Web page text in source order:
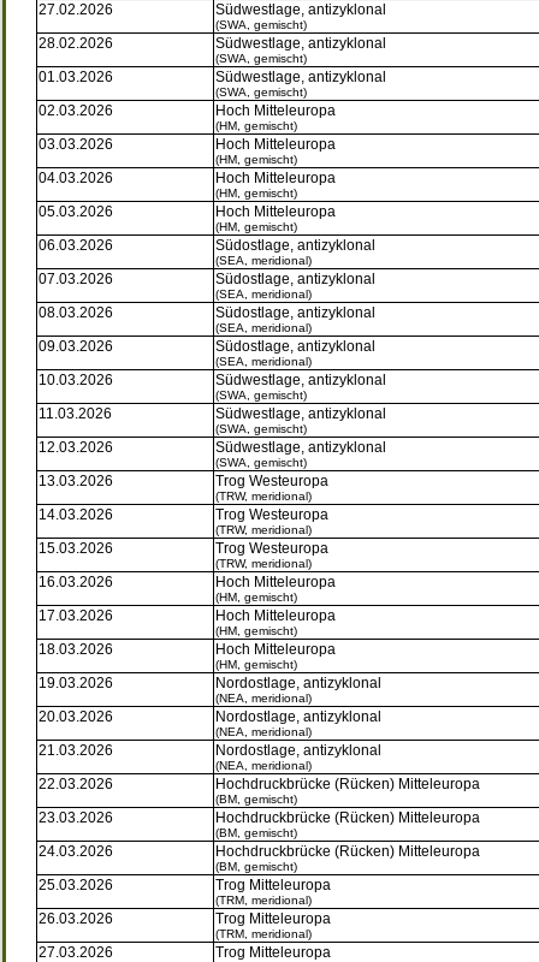
27.02.2026 Südwestlage, antizyklonal
(SWA, gemischt)
28.02.2026 Südwestlage, antizyklonal
(SWA, gemischt)
01.03.2026 Südwestlage, antizyklonal
(SWA, gemischt)
02.03.2026 Hoch Mitteleuropa
(HM, gemischt)
03.03.2026 Hoch Mitteleuropa
(HM, gemischt)
04.03.2026 Hoch Mitteleuropa
(HM, gemischt)
05.03.2026 Hoch Mitteleuropa
(HM, gemischt)
06.03.2026 Südostlage, antizyklonal
(SEA, meridional)
07.03.2026 Südostlage, antizyklonal
(SEA, meridional)
08.03.2026 Südostlage, antizyklonal
(SEA, meridional)
09.03.2026 Südostlage, antizyklonal
(SEA, meridional)
10.03.2026 Südwestlage, antizyklonal
(SWA, gemischt)
11.03.2026 Südwestlage, antizyklonal
(SWA, gemischt)
12.03.2026 Südwestlage, antizyklonal
(SWA, gemischt)
13.03.2026 Trog Westeuropa
(TRW, meridional)
14.03.2026 Trog Westeuropa
(TRW, meridional)
15.03.2026 Trog Westeuropa
(TRW, meridional)
16.03.2026 Hoch Mitteleuropa
(HM, gemischt)
17.03.2026 Hoch Mitteleuropa
(HM, gemischt)
18.03.2026 Hoch Mitteleuropa
(HM, gemischt)
19.03.2026 Nordostlage, antizyklonal
(NEA, meridional)
20.03.2026 Nordostlage, antizyklonal
(NEA, meridional)
21.03.2026 Nordostlage, antizyklonal
(NEA, meridional)
22.03.2026 Hochdruckbrücke (Rücken) Mitteleuropa
(BM, gemischt)
23.03.2026 Hochdruckbrücke (Rücken) Mitteleuropa
(BM, gemischt)
24.03.2026 Hochdruckbrücke (Rücken) Mitteleuropa
(BM, gemischt)
25.03.2026 Trog Mitteleuropa
(TRM, meridional)
26.03.2026 Trog Mitteleuropa
(TRM, meridional)
27.03.2026 Trog Mitteleuropa